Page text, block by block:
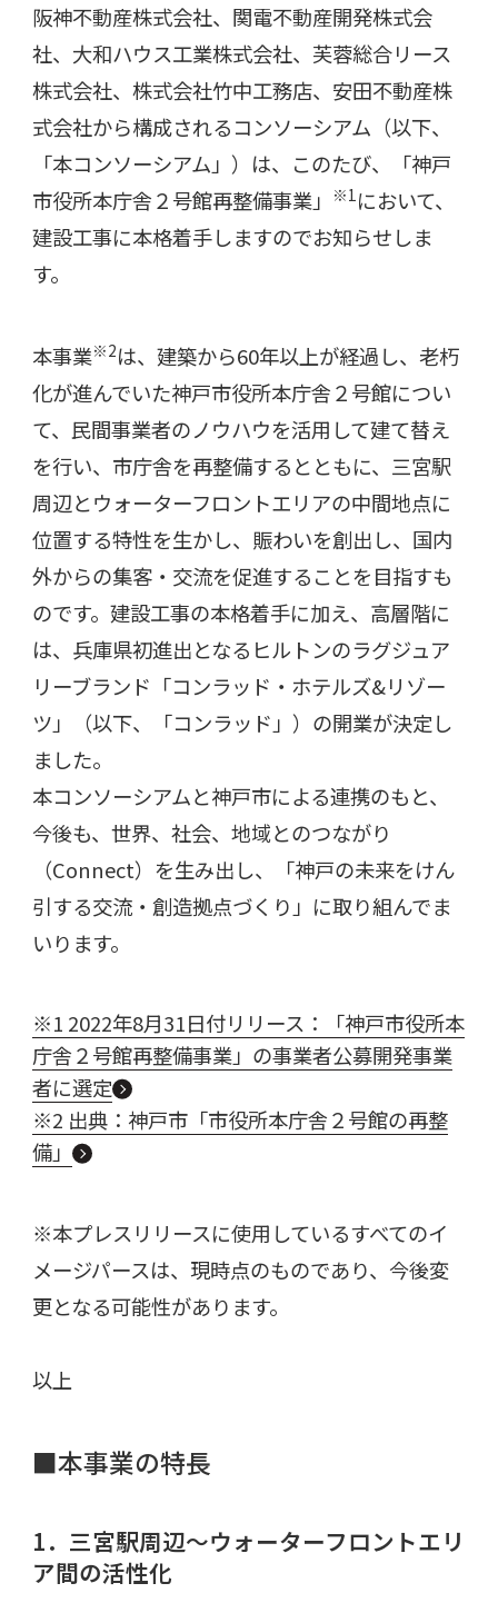
阪神不動産株式会社、関電不動産開発株式会
社、大和ハウス工業株式会社、芙蓉総合リース
株式会社、株式会社竹中工務店、安田不動産株
式会社から構成されるコンソーシアム（以下、
「本コンソーシアム」）は、このたび、「神戸
市役所本庁舎２号館再整備事業」
※1 において、
建設工事に本格着手しますのでお知らせしま
す。
本事業※2は、建築から60年以上が経過し、老朽
化が進んでいた神戸市役所本庁舎２号館につい
て、民間事業者のノウハウを活用して建て替え
を行い、市庁舎を再整備するとともに、三宮駅
周辺とウォーターフロントエリアの中間地点に
位置する特性を生かし、賑わいを創出し、国内
外からの集客・交流を促進することを目指すも
のです。建設工事の本格着手に加え、高層階に
は、兵庫県初進出となるヒルトンのラグジュア
リーブランド「コンラッド・ホテルズ&リゾー
ツ」（以下、「コンラッド」）の開業が決定し
ました。
本コンソーシアムと神戸市による連携のもと、
今後も、世界、社会、地域とのつながり
（Connect）を生み出し、「神戸の未来をけん
引する交流・創造拠点づくり」に取り組んでま
いります。
※1 2022年8月31日付リリース：「神戸市役所本
庁舎２号館再整備事業」の事業者公募開発事業
者に選定
※2 出典：神戸市「市役所本庁舎２号館の再整
備」
※本プレスリリースに使用しているすべてのイ
メージパースは、現時点のものであり、今後変
更となる可能性があります。
以上
■本事業の特長
1．三宮駅周辺～ウォーターフロントエリ
ア間の活性化